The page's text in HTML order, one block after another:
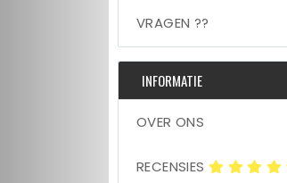
VRAGEN ??
INFORMATIE
OVER ONS
RECENSIES